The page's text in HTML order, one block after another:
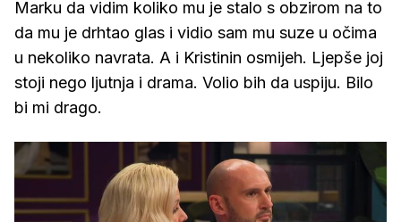
Marku da vidim koliko mu je stalo s obzirom na to
da mu je drhtao glas i vidio sam mu suze u očima
u nekoliko navrata. A i Kristinin osmijeh. Ljepše joj
stoji nego ljutnja i drama. Volio bih da uspiju. Bilo
bi mi drago.